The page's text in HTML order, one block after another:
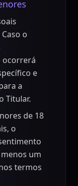
o
ocorrerá
e
a
Titular.
de 18
o
um
termos